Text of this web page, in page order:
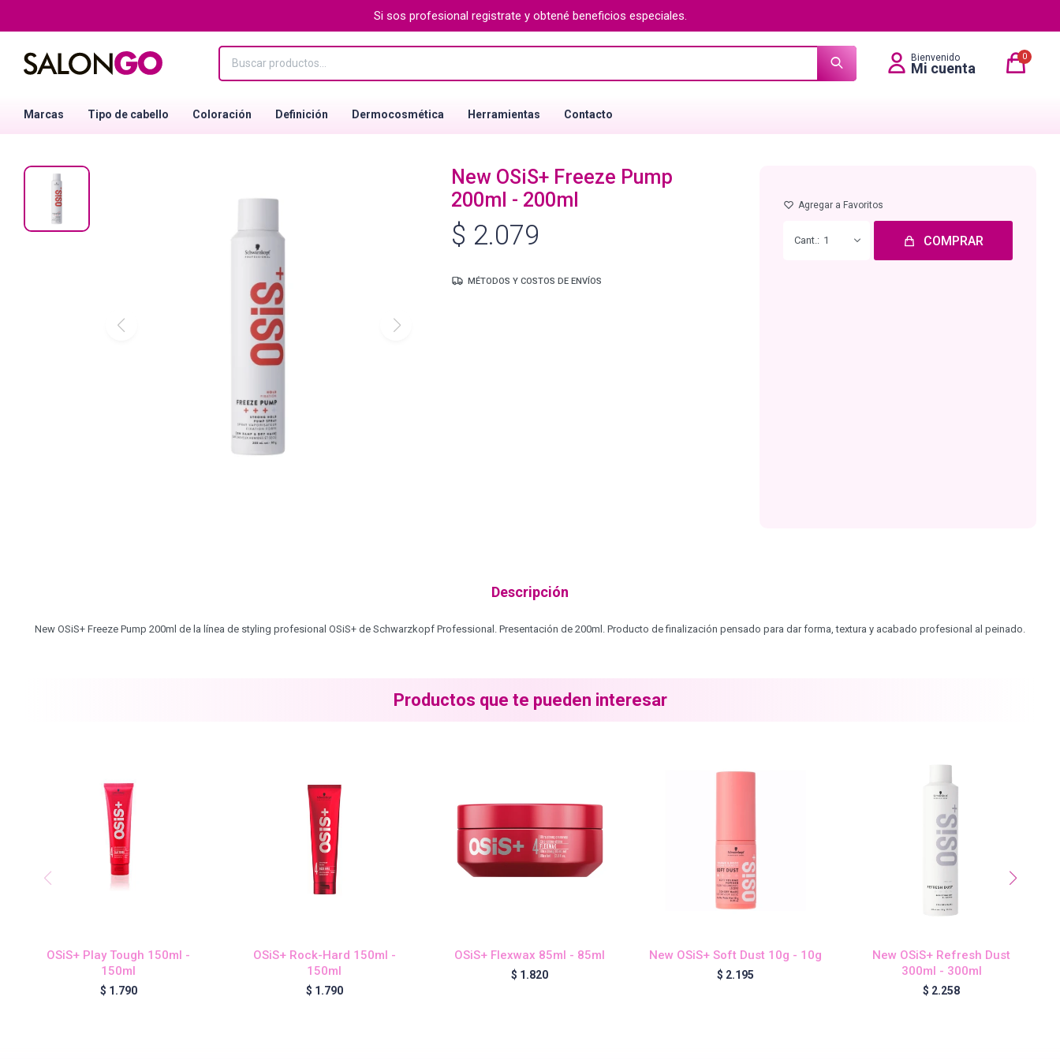
Si sos profesional registrate y obtené beneficios especiales.
Marcas Tipo de cabello Coloración Definición Dermocosmética Herramientas Contacto
0
New OSiS+ Freeze Pump
200ml - 200ml
$ 2.079
MÉTODOS Y COSTOS DE ENVÍOS
1 COMPRAR
Descripción
New OSiS+ Freeze Pump 200ml de la línea de styling profesional OSiS+ de Schwarzkopf Professional. Presentación de 200ml. Producto de finalización pensado para dar forma, textura y acabado profesional al peinado.
Productos que te pueden interesar
OSiS+ Play Tough 150ml -
150ml
$ 1.790
OSiS+ Rock-Hard 150ml -
150ml
$ 1.790
OSiS+ Flexwax 85ml - 85ml
$ 1.820
New OSiS+ Soft Dust 10g - 10g
$ 2.195
New OSiS+ Refresh Dust
300ml - 300ml
$ 2.258